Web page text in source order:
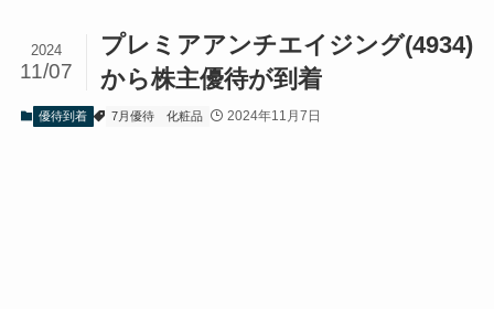
プレミアアンチエイジング(4934)
から株主優待が到着
2024
11/07
優待到着 7月優待 化粧品 2024年11月7日